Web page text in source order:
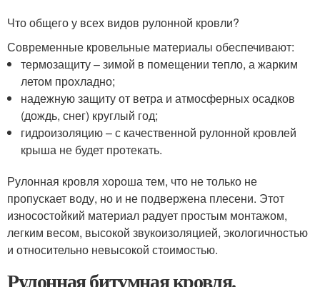
Что общего у всех видов рулонной кровли?
Современные кровельные материалы обеспечивают:
термозащиту – зимой в помещении тепло, а жарким
летом прохладно;
надежную защиту от ветра и атмосферных осадков
(дождь, снег) круглый год;
гидроизоляцию – с качественной рулонной кровлей
крыша не будет протекать.
Рулонная кровля хороша тем, что не только не
пропускает воду, но и не подвержена плесени. Этот
износостойкий материал радует простым монтажом,
легким весом, высокой звукоизоляцией, экологичностью
и относительно невысокой стоимостью.
Рулонная битумная кровля.